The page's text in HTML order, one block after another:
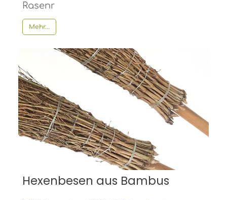
Rasenr
Mehr...
Hexenbesen aus Bambus